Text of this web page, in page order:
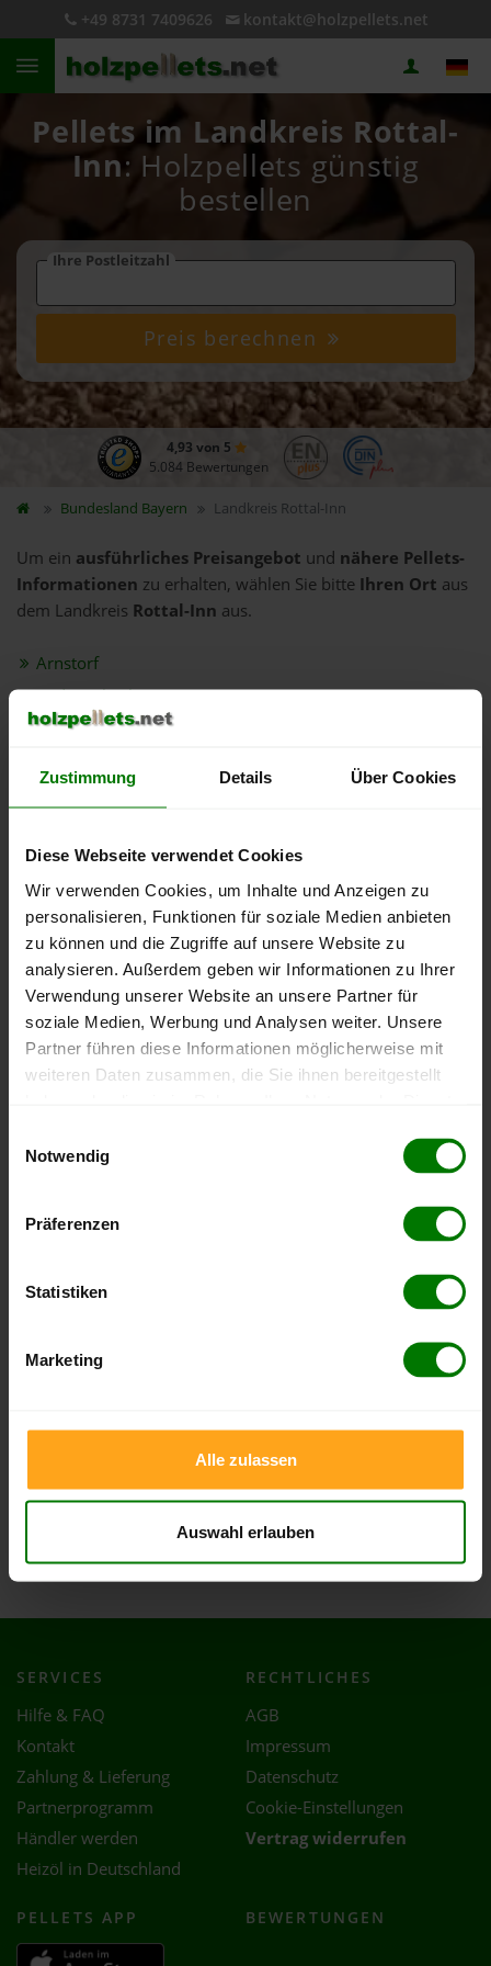
Zustimmung Details Über Cookies
Diese Webseite verwendet Cookies
Wir verwenden Cookies, um Inhalte und Anzeigen zu
personalisieren, Funktionen für soziale Medien anbieten
zu können und die Zugriffe auf unsere Website zu
analysieren. Außerdem geben wir Informationen zu Ihrer
Verwendung unserer Website an unsere Partner für
soziale Medien, Werbung und Analysen weiter. Unsere
Partner führen diese Informationen möglicherweise mit
weiteren Daten zusammen, die Sie ihnen bereitgestellt
Notwendig
Präferenzen
Statistiken
Marketing
Alle zulassen
Auswahl erlauben
+49 8731 7409626 kontakt@holzpellets.net
Pellets im Landkreis Rottal-
Inn: Holzpellets günstig
bestellen
Ihre Postleitzahl
Preis berechnen
4,93 von 5
5.084 Bewertungen
Bundesland Bayern Landkreis Rottal-Inn
Um ein ausführliches Preisangebot und nähere Pellets-
Informationen zu erhalten, wählen Sie bitte Ihren Ort aus
dem Landkreis Rottal-Inn aus.
Arnstorf
Bad Birnbach
Bayerbach
Ering
Gangkofen
Geratskirchen
Hebertsfelden
Johanniskirchen
Julbach
Kirchdorf am Inn
Mitterskirchen
Postmünster
Rimbach
Schönau
Unterdietfurt
SERVICES
Hilfe & FAQ
Kontakt
Zahlung & Lieferung
Partnerprogramm
Händler werden
Heizöl in Deutschland
RECHTLICHES
AGB
Impressum
Datenschutz
Cookie-Einstellungen
Vertrag widerrufen
PELLETS APP BEWERTUNGEN